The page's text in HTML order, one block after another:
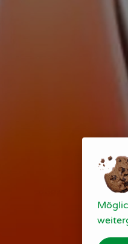
diese alkoholfreie
Weinsäure
Kräuter-
Konzentrat
Erzeugung